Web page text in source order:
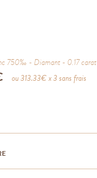
750‰ Diamant 0.17carat
ou313.33€ x 3 sans frais